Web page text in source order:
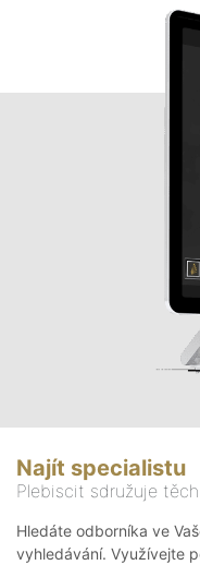
Najít specialistu
Plebiscit sdružuje
Hledáte odborníka ve
vyhledávání. Využívejte